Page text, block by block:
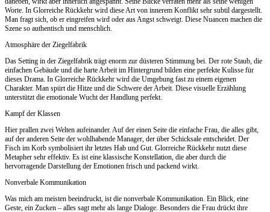
Worte. In Glorreiche Rückkehr wird diese Art von innerem Konflikt sehr subtil dargestellt.
Man fragt sich, ob er eingreifen wird oder aus Angst schweigt. Diese Nuancen machen die
Szene so authentisch und menschlich.
Atmosphäre der Ziegelfabrik
Das Setting in der Ziegelfabrik trägt enorm zur düsteren Stimmung bei. Der rote Staub, die
einfachen Gebäude und die harte Arbeit im Hintergrund bilden eine perfekte Kulisse für
dieses Drama. In Glorreiche Rückkehr wird die Umgebung fast zu einem eigenen
Charakter. Man spürt die Hitze und die Schwere der Arbeit. Diese visuelle Erzählung
unterstützt die emotionale Wucht der Handlung perfekt.
Kampf der Klassen
Hier prallen zwei Welten aufeinander. Auf der einen Seite die einfache Frau, die alles gibt,
auf der anderen Seite der wohlhabende Manager, der über Schicksale entscheidet. Der
Fisch im Korb symbolisiert ihr letztes Hab und Gut. Glorreiche Rückkehr nutzt diese
Metapher sehr effektiv. Es ist eine klassische Konstellation, die aber durch die
hervorragende Darstellung der Emotionen frisch und packend wirkt.
Nonverbale Kommunikation
Was mich am meisten beeindruckt, ist die nonverbale Kommunikation. Ein Blick, eine
Geste, ein Zucken – alles sagt mehr als lange Dialoge. Besonders die Frau drückt ihre